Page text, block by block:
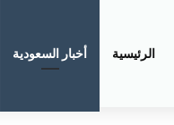
الرئيسية أخبار السعودية